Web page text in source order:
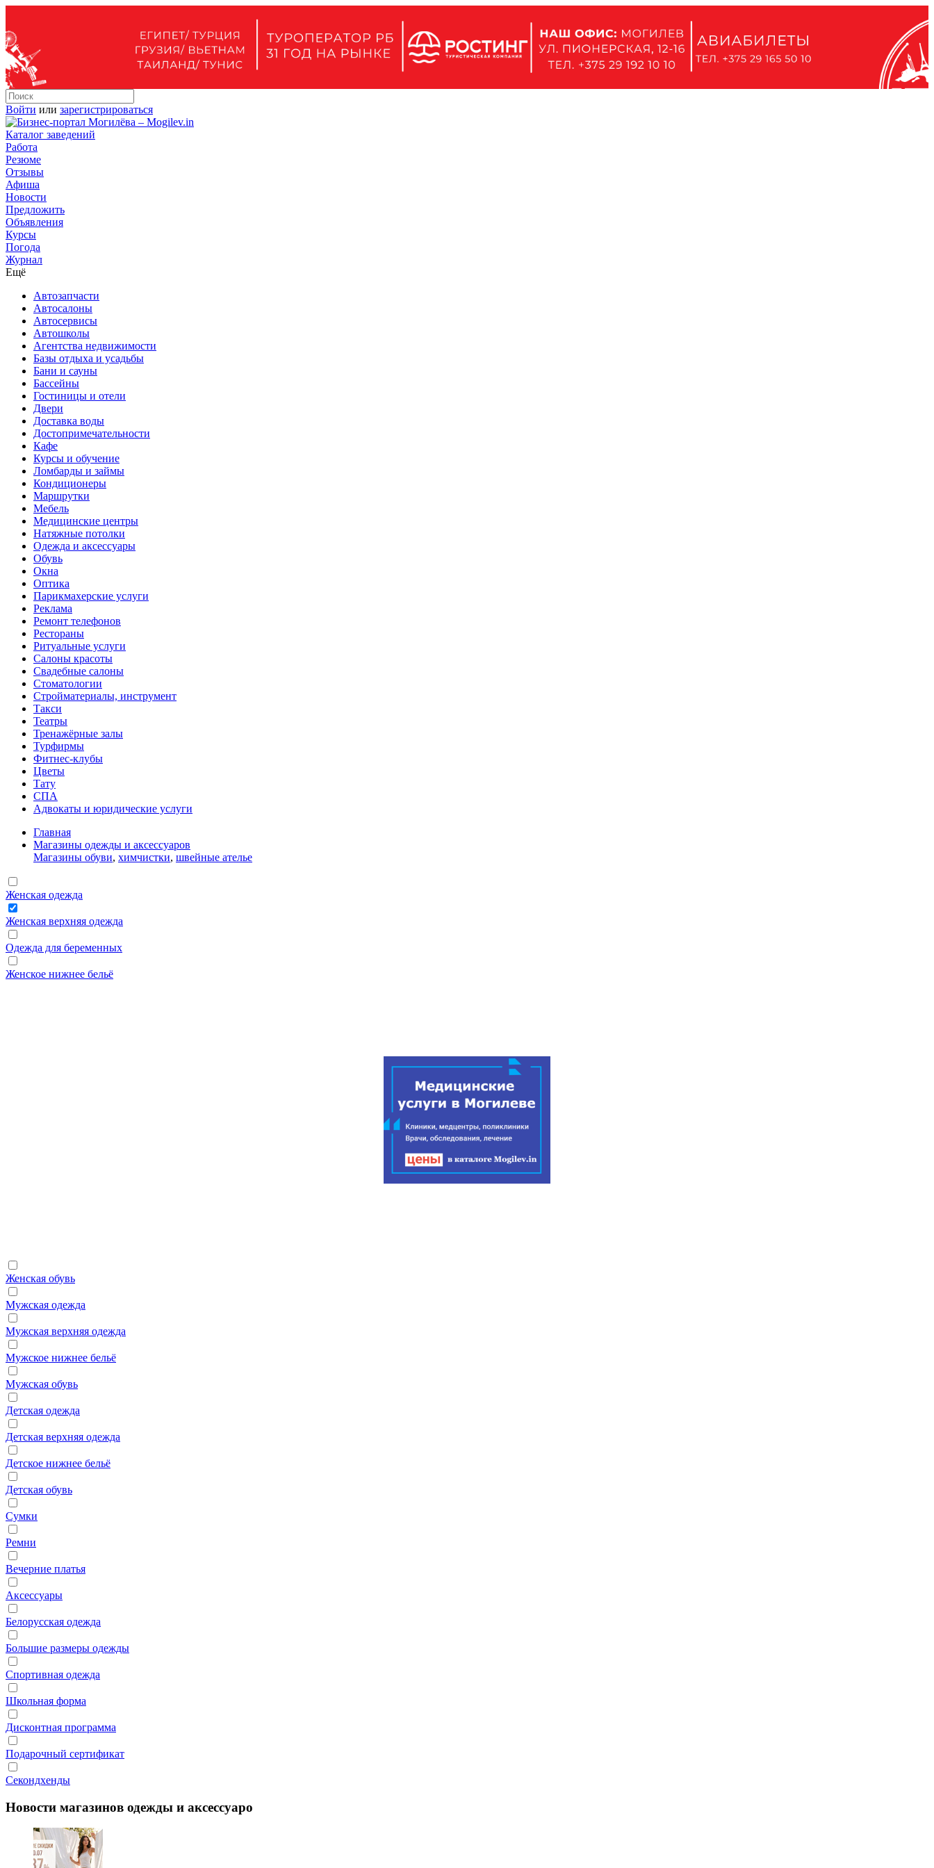
Войти или зарегистрироваться
Каталог заведений
Работа
Резюме
Отзывы
Афиша
Новости
Предложить
Объявления
Курсы
Погода
Журнал
Ещё
Автозапчасти
Автосалоны
Автосервисы
Автошколы
Агентства недвижимости
Базы отдыха и усадьбы
Бани и сауны
Бассейны
Гостиницы и отели
Двери
Доставка воды
Достопримечательности
Кафе
Курсы и обучение
Ломбарды и займы
Кондиционеры
Маршрутки
Мебель
Медицинские центры
Натяжные потолки
Одежда и аксессуары
Обувь
Окна
Оптика
Парикмахерские услуги
Реклама
Ремонт телефонов
Рестораны
Ритуальные услуги
Салоны красоты
Свадебные салоны
Стоматологии
Стройматериалы, инструмент
Такси
Театры
Тренажёрные залы
Турфирмы
Фитнес-клубы
Цветы
Тату
СПА
Адвокаты и юридические услуги
Главная
Магазины одежды и аксессуаров
Магазины обуви, химчистки, швейные ателье
Женская одежда
Женская верхняя одежда
Одежда для беременных
Женское нижнее бельё
Женская обувь
Мужская одежда
Мужская верхняя одежда
Мужское нижнее бельё
Мужская обувь
Детская одежда
Детская верхняя одежда
Детское нижнее бельё
Детская обувь
Сумки
Ремни
Вечерние платья
Аксессуары
Белорусская одежда
Большие размеры одежды
Спортивная одежда
Школьная форма
Дисконтная программа
Подарочный сертификат
Секондхенды
Новости магазинов одежды и аксессуаро